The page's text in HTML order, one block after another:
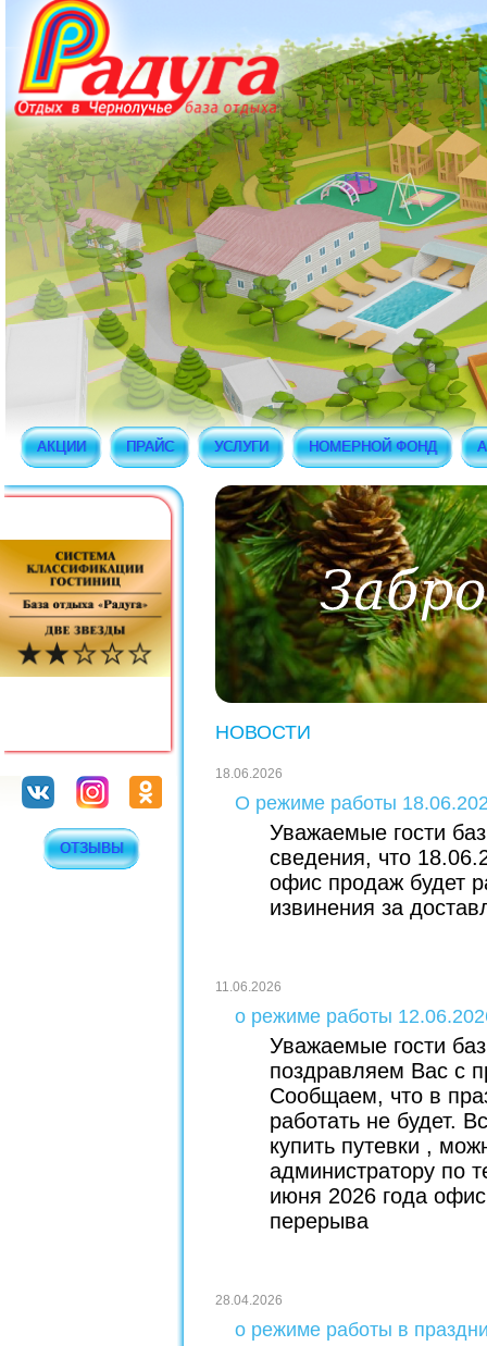
АКЦИИ ПРАЙС УСЛУГИ НОМЕРНОЙ ФОНД
ОТЗЫВЫ
НОВОСТИ
18.06.2026
О режиме работы
Уважаемые гости
сведения, что
офис продаж будет
извинения за
11.06.2026
о режиме работы
Уважаемые гости
поздравляем Вас
Сообщаем, что в
работать не будет.
купить путевки ,
администратору по
июня 2026 года
перерыва
28.04.2026
о режиме работы в